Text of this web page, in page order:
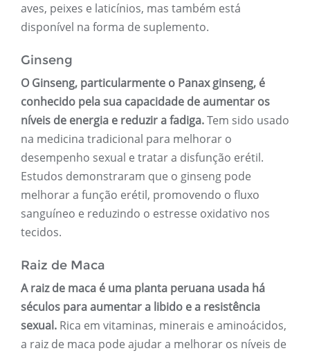
aves, peixes e laticínios, mas também está
disponível na forma de suplemento.
Ginseng
O Ginseng, particularmente o Panax ginseng, é
conhecido pela sua capacidade de aumentar os
níveis de energia e reduzir a fadiga.Tem sido usado
na medicina tradicional para melhorar o
desempenho sexual e tratar a disfunção erétil.
Estudos demonstraram que o ginseng pode
melhorar a função erétil, promovendo o fluxo
sanguíneo e reduzindo o estresse oxidativo nos
tecidos.
Raiz de Maca
A raiz de maca é uma planta peruana usada há
séculos para aumentar a libido e a resistência
sexual. Rica em vitaminas, minerais e aminoácidos,
a raiz de maca pode ajudar a melhorar os níveis de